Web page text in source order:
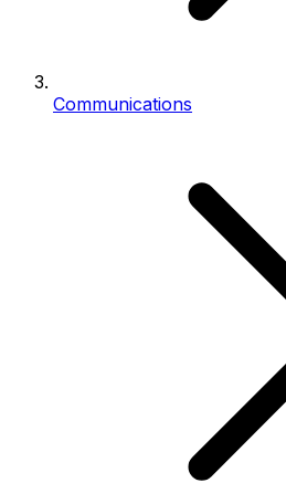
Communications